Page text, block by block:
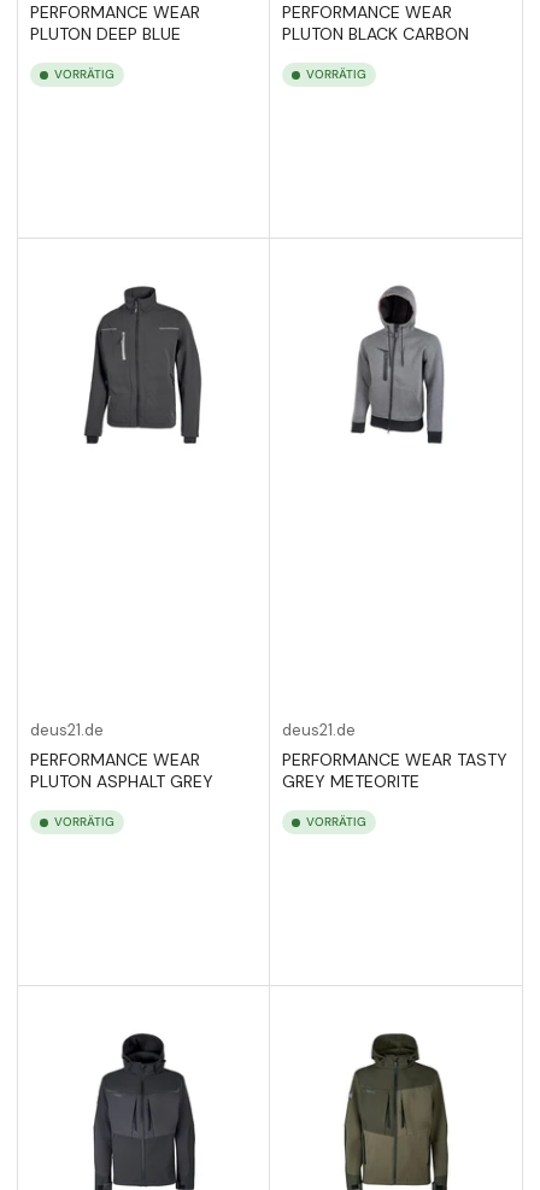
PERFORMANCE WEAR
PLUTON DEEP BLUE
VORRÄTIG
PERFORMANCE WEAR
PLUTON BLACK CARBON
VORRÄTIG
deus21.de
PERFORMANCE WEAR
PLUTON ASPHALT GREY
VORRÄTIG
deus21.de
PERFORMANCE WEAR TASTY
GREY METEORITE
VORRÄTIG